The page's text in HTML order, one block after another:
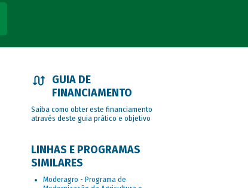
GUIA DE
FINANCIAMENTO
Saiba como obter este financiamento
através deste guia prático e objetivo
LINHAS E PROGRAMAS
SIMILARES
Moderagro - Programa de